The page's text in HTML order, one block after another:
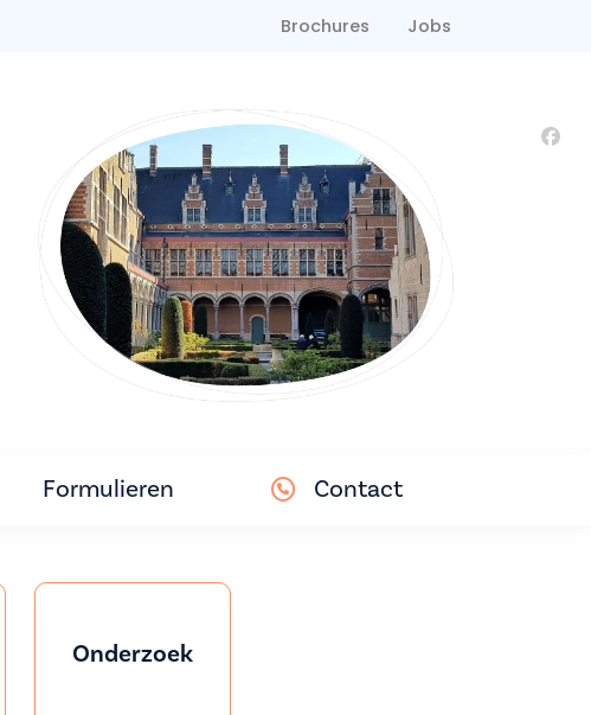
Brochures Jobs
Formulieren Contact
Onderzoek